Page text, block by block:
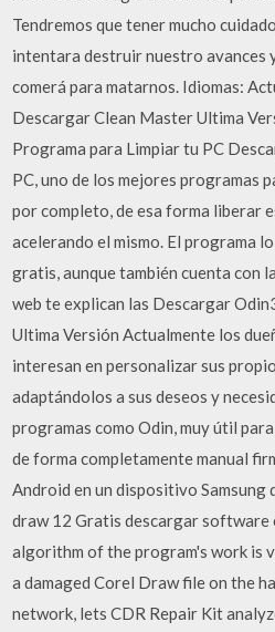
Tendremos que tener mucho
intentara destruir nuestro avances
comerá para matarnos. Idiomas:
Descargar Clean Master Ultima
Programa para Limpiar tu PC
PC, uno de los mejores programas
por completo, de esa forma liberar
acelerando el mismo. El programa
gratis, aunque también cuenta con
web te explican las Descargar
Ultima Versión Actualmente los
interesan en personalizar sus
adaptándolos a sus deseos y
programas como Odin, muy útil
de forma completamente manual
Android en un dispositivo Samsung
draw 12 Gratis descargar software
algorithm of the program's work is
a damaged Corel Draw file on the
network, lets CDR Repair Kit